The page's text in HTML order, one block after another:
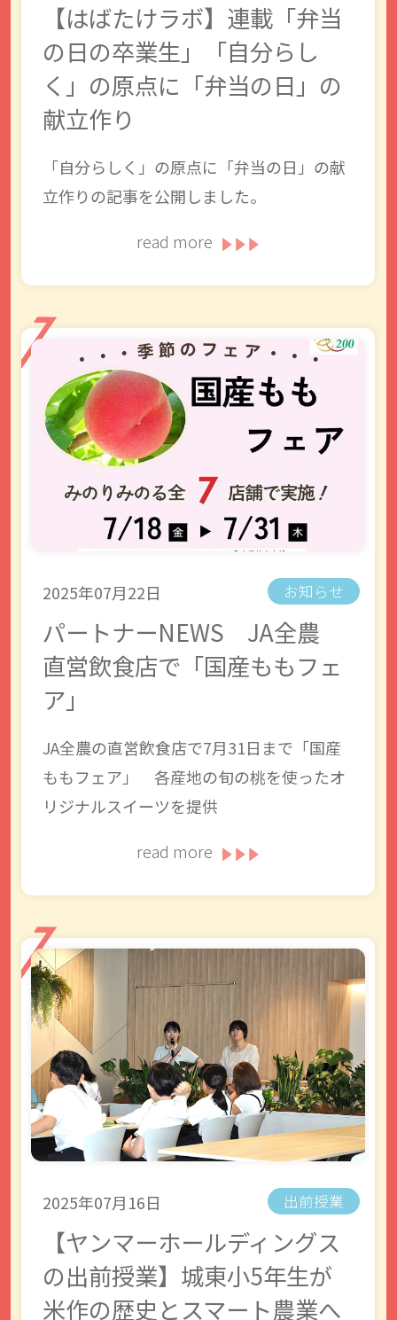
【はばたけラボ】連載「弁当
の日の卒業生」「自分らし
く」の原点に「弁当の日」の
献立作り
「自分らしく」の原点に「弁当の日」の献
立作りの記事を公開しました。
read more
2025年07月22日 お知らせ
パートナーNEWS JA全農
直営飲食店で「国産ももフェ
ア」
JA全農の直営飲食店で7月31日まで「国産
ももフェア」 各産地の旬の桃を使ったオ
リジナルスイーツを提供
read more
2025年07月16日 出前授業
【ヤンマーホールディングス
の出前授業】城東小5年生が
米作の歴史とスマート農業へ